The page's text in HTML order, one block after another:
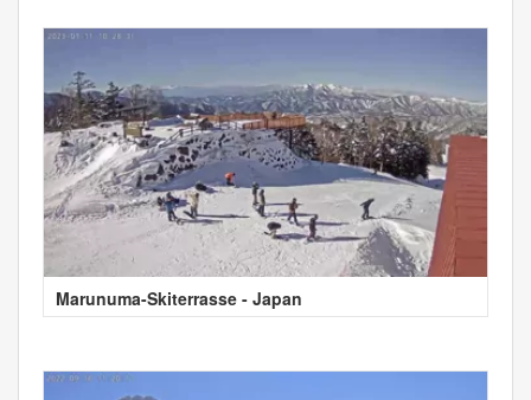
Marunuma-Skiterrasse - Japan